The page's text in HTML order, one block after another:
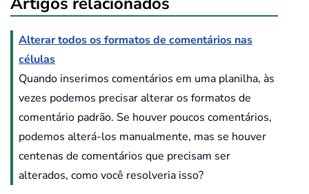
Alterar todos os formatos de comentários nas
células
Quando inserimos comentários em uma planilha, às
vezes podemos precisar alterar os formatos de
comentário padrão. Se houver poucos comentários,
podemos alterá-los manualmente, mas se houver
centenas de comentários que precisam ser
alterados, como você resolveria isso?